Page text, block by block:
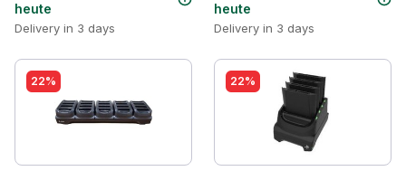
heute
Delivery in 3 days
heute
Delivery in 3 days
22% 22%